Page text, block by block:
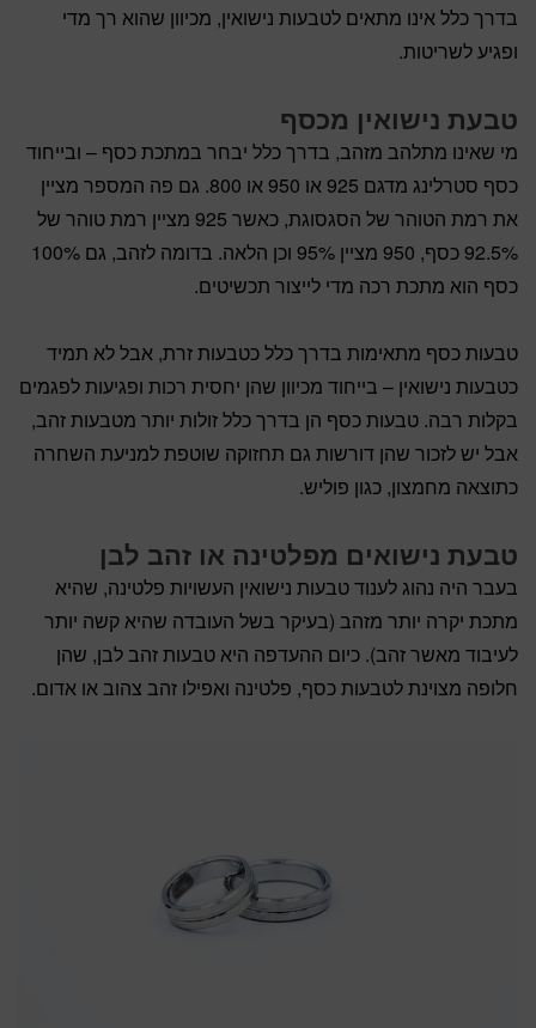
בדרך כלל אינו מתאים לטבעות נישואין, מכיוון שהוא רך מדי
ופגיע לשריטות.
טבעת נישואין מכסף
מי שאינו מתלהב מזהב, בדרך כלל יבחר במתכת כסף – ובייחוד
כסף סטרלינג מדגם 925 או 950 או 800. גם פה המספר מציין
את רמת הטוהר של הסגסוגת, כאשר 925 מציין רמת טוהר של
92.5% כסף, 950 מציין 95% וכן הלאה. בדומה לזהב, גם 100%
כסף הוא מתכת רכה מדי לייצור תכשיטים.
טבעות כסף מתאימות בדרך כלל כטבעות זרת, אבל לא תמיד
כטבעות נישואין – בייחוד מכיוון שהן יחסית רכות ופגיעות לפגמים
בקלות רבה. טבעות כסף הן בדרך כלל זולות יותר מטבעות זהב,
אבל יש לזכור שהן דורשות גם תחזוקה שוטפת למניעת השחרה
כתוצאה מחמצון, כגון פוליש.
טבעת נישואים מפלטינה או זהב לבן
בעבר היה נהוג לענוד טבעות נישואין העשויות פלטינה, שהיא
מתכת יקרה יותר מזהב (בעיקר בשל העובדה שהיא קשה יותר
לעיבוד מאשר זהב). כיום ההעדפה היא טבעות זהב לבן, שהן
חלופה מצוינת לטבעות כסף, פלטינה ואפילו זהב צהוב או אדום.